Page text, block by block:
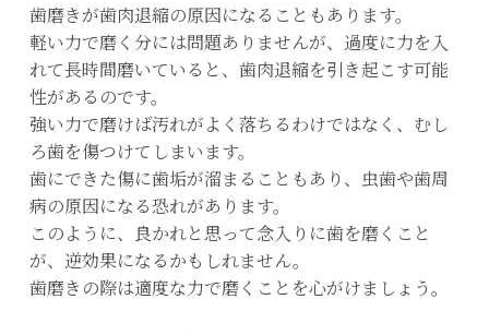
歯磨きが歯肉退縮の原因になることもあります。
軽い力で磨く分には問題ありませんが、過度に力を入
れて長時間磨いていると、歯肉退縮を引き起こす可能
性があるのです。
強い力で磨けば汚れがよく落ちるわけではなく、むし
ろ歯を傷つけてしまいます。
歯にできた傷に歯垢が溜まることもあり、虫歯や歯周
病の原因になる恐れがあります。
このように、良かれと思って念入りに歯を磨くこと
が、逆効果になるかもしれません。
歯磨きの際は適度な力で磨くことを心がけましょう。